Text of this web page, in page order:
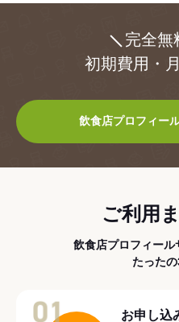
完全無
初期費用・
飲食店プロフィー
ご利用
飲食店プロフィー
たった
お申し込